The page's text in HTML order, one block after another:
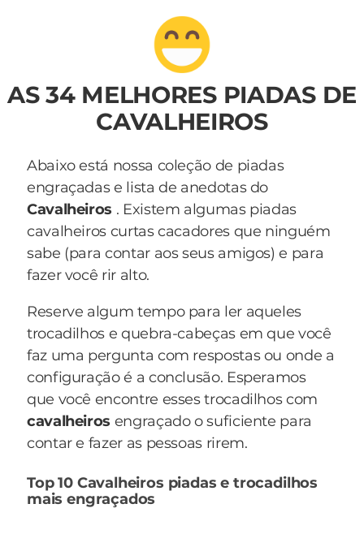
AS 34 MELHORES PIADAS DE
CAVALHEIROS
Abaixo está nossa coleção de piadas
engraçadas e lista de anedotas do
Cavalheiros . Existem algumas piadas
cavalheiros curtas cacadores que ninguém
sabe (para contar aos seus amigos) e para
fazer você rir alto.
Reserve algum tempo para ler aqueles
trocadilhos e quebra-cabeças em que você
faz uma pergunta com respostas ou onde a
configuração é a conclusão. Esperamos
que você encontre esses trocadilhos com
cavalheiros engraçado o suficiente para
contar e fazer as pessoas rirem.
Top 10 Cavalheiros piadas e trocadilhos
mais engraçados